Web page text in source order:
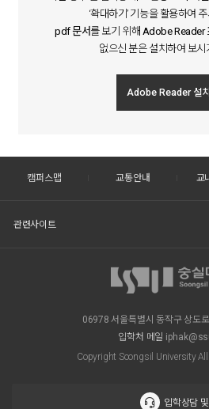
‘확대하기’ 기능을 활용하여
pdf 문서를 보기 위해 Adobe Reader
없으신 분은 설치하여 보시
Adobe Reader 설치
캠퍼스맵 교통안내 교
관련사이트
06978 서울특별시 동작구 상도
입학처 메일
Copyright Soongsil University
입학상담